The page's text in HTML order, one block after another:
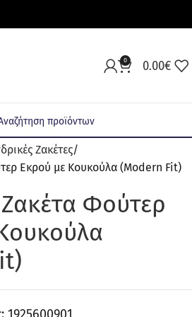
0 0.00€
Ζακέτες
Εκρού με Κουκούλα (Modern Fit)
Φούτερ